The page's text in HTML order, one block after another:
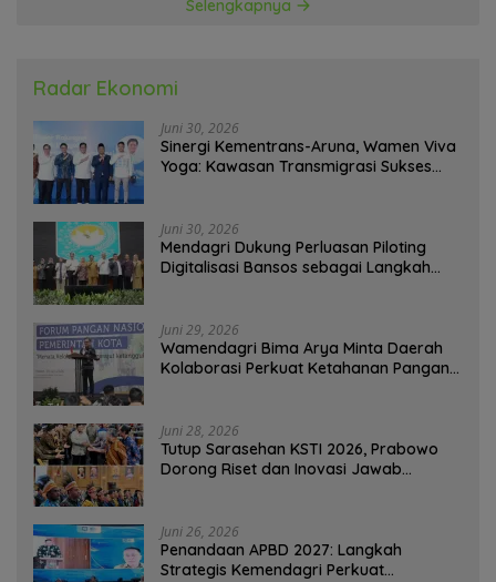
Selengkapnya
Radar Ekonomi
Juni 30, 2026
Sinergi Kementrans-Aruna, Wamen Viva
Yoga: Kawasan Transmigrasi Sukses
Juni 30, 2026
Mendagri Dukung Perluasan Piloting
Digitalisasi Bansos sebagai Langkah
Juni 29, 2026
Wamendagri Bima Arya Minta Daerah
Kolaborasi Perkuat Ketahanan Pangan
Juni 28, 2026
Tutup Sarasehan KSTI 2026, Prabowo
Dorong Riset dan Inovasi Jawab
Juni 26, 2026
Penandaan APBD 2027: Langkah
Strategis Kemendagri Perkuat